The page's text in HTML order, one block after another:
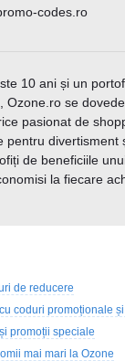
de reducere
coduri promoționale
promoții speciale
mai mari la Ozone
codes.ro
10 ani și un
Ozone.ro se
pasionat de
pentru divertisment
de beneficiile
la fiecare